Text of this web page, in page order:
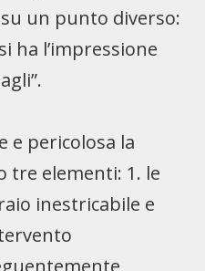
un punto diverso:
ha l’impressione
e pericolosa la
tre elementi: 1. le
inestricabile e